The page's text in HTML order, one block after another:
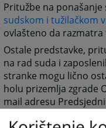
Pritužbe na
sudskom i tužilačkom
ovlašteno da
Ostale predstavke,
na rad suda i
stranke mogu lično
holu prizemlja zgrade
mail adresu